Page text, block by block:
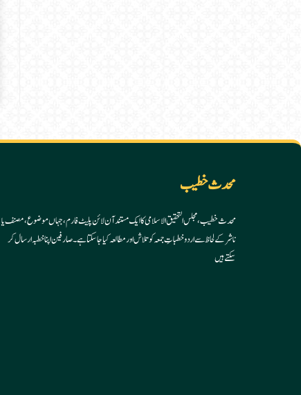
محدث خطیب
محدث خطیب، مجلس التحقیق الاسلامی کا ایک مستند آن لائن پلیٹ فارم، جہاں موضوع، مصنف یا
ناشر کے لحاظ سے اردو خطباتِ جمعہ کو تلاش اور مطالعہ کیا جا سکتا ہے۔ صارفین اپنا خطبہ ارسال کر
سکتے ہیں